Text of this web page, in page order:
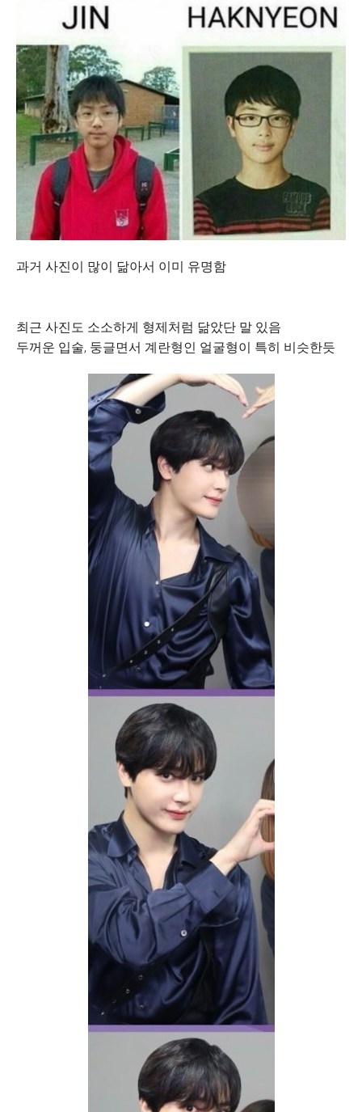
과거 사진이 많이 닮아서 이미 유명함
최근 사진도 소소하게 형제처럼 닮았단 말 있음
두꺼운 입술, 둥글면서 계란형인 얼굴형이 특히 비슷한듯